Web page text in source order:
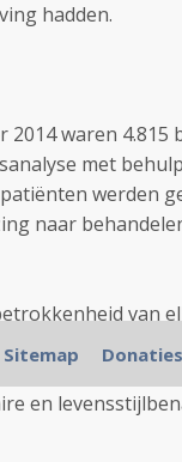
hadden.
2014 waren
met
werden
naar
van
een
over de
en
Sitemap Donaties